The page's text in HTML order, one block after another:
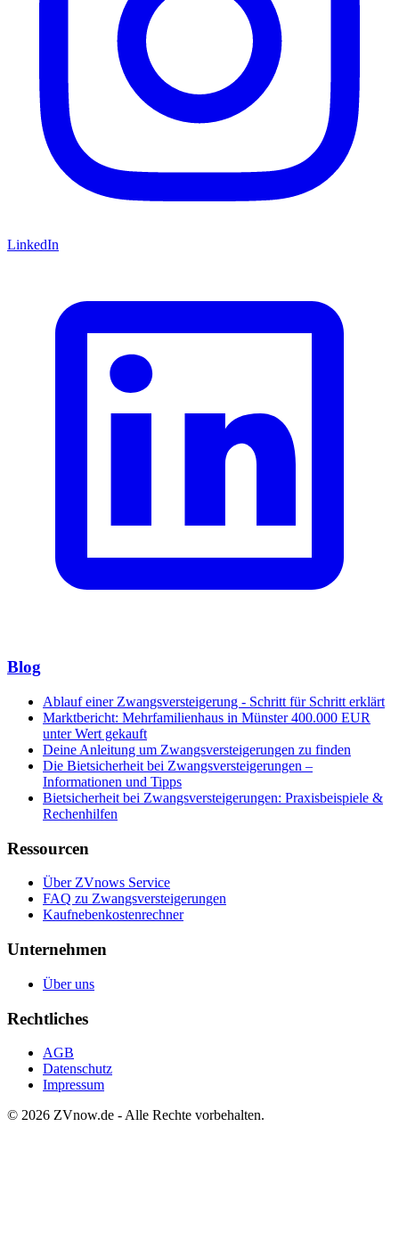
LinkedIn
Blog
Ablauf einer Zwangsversteigerung - Schritt für Schritt erklärt
Marktbericht: Mehrfamilienhaus in Münster 400.000 EUR
unter Wert gekauft
Deine Anleitung um Zwangsversteigerungen zu finden
Die Bietsicherheit bei Zwangsversteigerungen –
Informationen und Tipps
Bietsicherheit bei Zwangsversteigerungen: Praxisbeispiele &
Rechenhilfen
Ressourcen
Über ZVnows Service
FAQ zu Zwangsversteigerungen
Kaufnebenkostenrechner
Unternehmen
Über uns
Rechtliches
AGB
Datenschutz
Impressum
© 2026 ZVnow.de - Alle Rechte vorbehalten.